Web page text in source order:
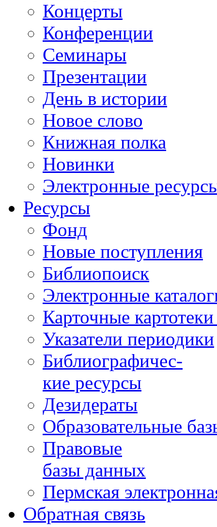
Концерты
Конференции
Семинары
Презентации
День в истории
Новое слово
Книжная полка
Новинки
Электронные
Ресурсы
Фонд
Новые поступления
Библиопоиск
Электронные
Карточные
Указатели периодики
Библиографичес-
кие ресурсы
Дезидераты
Образовательные
Правовые
базы данных
Пермская
Обратная связь